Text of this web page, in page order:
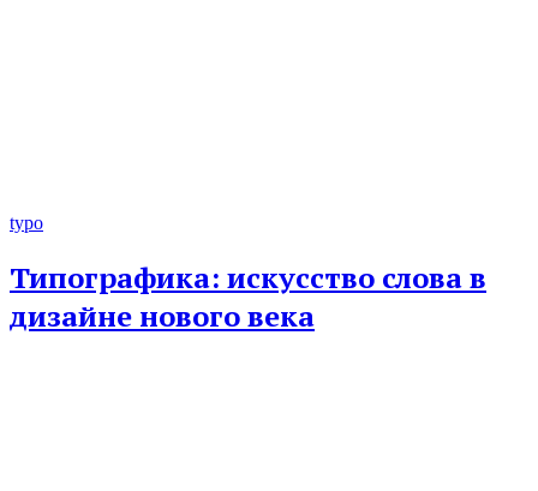
typo
Типографика: искусство слова в
дизайне нового века